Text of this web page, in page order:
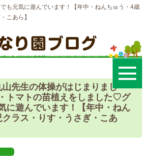
も元気に遊んでいます！【年中・ねんちゅう・4歳
こあら】
先生の体操がはじまりまし
トマトの苗植えをしました♡グ
に遊んでいます！【年中・ねん
ラス・りす・うさぎ・こあ